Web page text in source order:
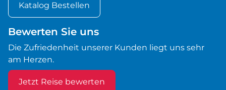
Katalog Bestellen
Bewerten Sie uns
Die Zufriedenheit unserer Kunden liegt uns sehr
am Herzen.
Jetzt Reise bewerten